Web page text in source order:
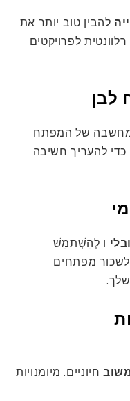
להבין טוב יותר את
לפרויקטים
של המפתח
להעריך חשיבה
ו לְהִשְׁתַמֵשׁ
לשכור מפתחים
חיוניים. מיומנויות